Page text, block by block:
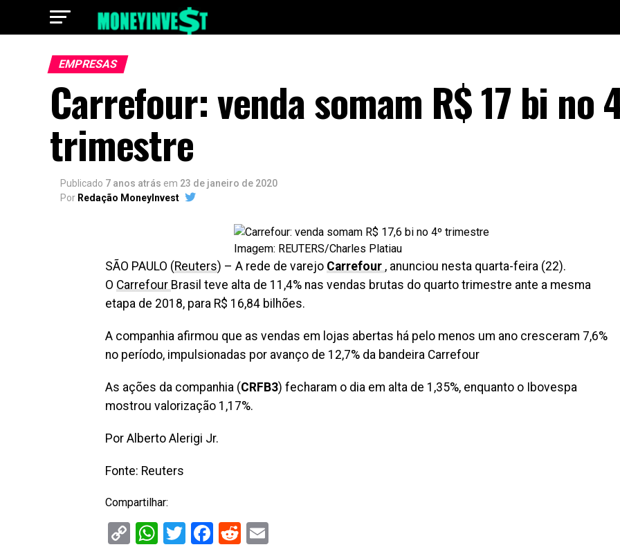
EMPRESAS
Carrefour: venda somam R$ 17 bi no
trimestre
Publicado 7 anos atrás em 23 de janeiro de 2020
Por Redação MoneyInvest
Imagem: REUTERS/Charles Platiau
SÃO PAULO (Reuters) – A rede de varejo Carrefour , anunciou nesta quarta-feira (22).
O Carrefour Brasil teve alta de 11,4% nas vendas brutas do quarto trimestre ante a mesma
etapa de 2018, para R$ 16,84 bilhões.
A companhia afirmou que as vendas em lojas abertas há pelo menos um ano cresceram 7,6%
no período, impulsionadas por avanço de 12,7% da bandeira Carrefour
As ações da companhia (CRFB3) fecharam o dia em alta de 1,35%, enquanto o Ibovespa
mostrou valorização 1,17%.
Por Alberto Alerigi Jr.
Fonte: Reuters
Compartilhar:
CopyWhatsApp
Twitter
Facebook
Reddit